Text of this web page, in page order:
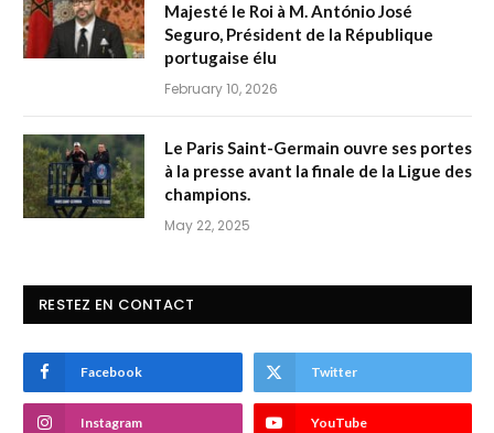
Majesté le Roi à M. António José
Seguro, Président de la République
portugaise élu
February 10, 2026
Le Paris Saint-Germain ouvre ses portes
à la presse avant la finale de la Ligue des
champions.
May 22, 2025
RESTEZ EN CONTACT
Facebook Twitter
Instagram YouTube